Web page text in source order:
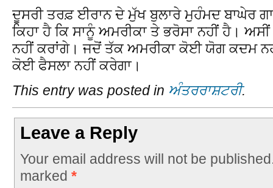
ਦੂਸਰੀ ਤਰਫ਼ ਈਰਾਨ ਦੇ ਮੁੱਖ ਬੁਲਾਰੇ ਮੁਹੰਮਦ ਬਾਘੇਰ
ਕਿਹਾ ਹੈ ਕਿ ਸਾਨੂੰ ਅਮਰੀਕਾ ਤੇ ਭਰੋਸਾ ਨਹੀਂ ਹੈ।
ਨਹੀਂ ਕਰਾਂਗੇ। ਜਦੋਂ ਤੱਕ ਅਮਰੀਕਾ ਕੋਈ ਯੋਗ ਕਦਮ
ਕੋਈ ਫੈਸਲਾ ਨਹੀਂ ਕਰੇਗਾ।
This entry was posted in ਅੰਤਰਰਾਸ਼ਟਰੀ.
Leave a Reply
Your email address will not be
marked *